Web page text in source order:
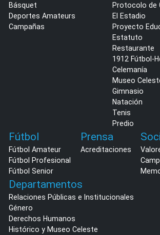
Básquet
Deportes Amateurs
Campañas
Protocolo de
El Estadio
Proyecto
Estatuto
Restaurante
1912 Fútbol-
Celemanía
Museo
Gimnasio
Natación
Tenis
Predio
Fútbol
Fútbol Amateur
Fútbol Profesional
Fútbol Senior
Prensa
Acreditaciones
Departamentos
Relaciones Públicas e Institucionales
Género
Derechos Humanos
Histórico y Museo Celeste